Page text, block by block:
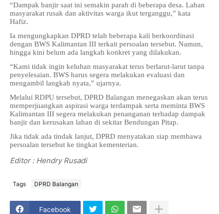
“Dampak banjir saat ini semakin parah di beberapa desa. Lahan
masyarakat rusak dan aktivitas warga ikut terganggu,” kata
Hafiz.
Ia mengungkapkan DPRD telah beberapa kali berkoordinasi
dengan BWS Kalimantan III terkait persoalan tersebut. Namun,
hingga kini belum ada langkah konkret yang dilakukan.
“Kami tidak ingin keluhan masyarakat terus berlarut-larut tanpa
penyelesaian. BWS harus segera melakukan evaluasi dan
mengambil langkah nyata,” ujarnya.
Melalui RDPU tersebut, DPRD Balangan menegaskan akan terus
memperjuangkan aspirasi warga terdampak serta meminta BWS
Kalimantan III segera melakukan penanganan terhadap dampak
banjir dan kerusakan lahan di sekitar Bendungan Pitap.
Jika tidak ada tindak lanjut, DPRD menyatakan siap membawa
persoalan tersebut ke tingkat kementerian.
Editor : Hendry Rusadi
Tags DPRD Balangan
Facebook